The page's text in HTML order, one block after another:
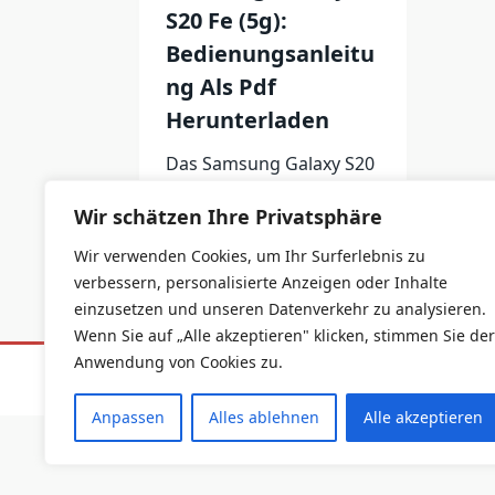
Wir schätzen Ihre Privatsphäre
Wir verwenden Cookies, um Ihr Surferlebnis zu
verbessern, personalisierte Anzeigen oder Inhalte
einzusetzen und unseren Datenverkehr zu analysieren.
Wenn Sie auf „Alle akzeptieren" klicken, stimmen Sie der
Anwendung von Cookies zu.
Anpassen Alles ablehnen Alle akzeptieren
S20 Fe (5g):
Bedienungsanleitu
ng Als Pdf
Herunterladen
Das Samsung Galaxy S20
Melanie Dez. 8, 2022